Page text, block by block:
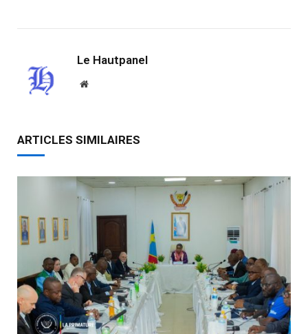
Le Hautpanel
Website
ARTICLES SIMILAIRES